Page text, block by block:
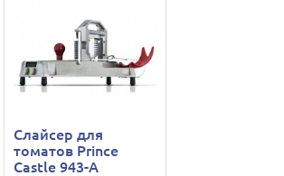
Слайсер для
томатов Prince
Castle 943-A